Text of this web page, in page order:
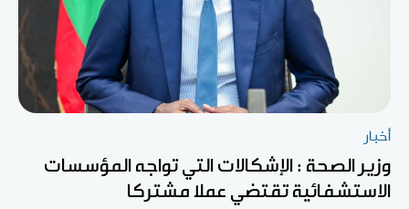
أخبار
وزير الصحة : الإشكالات التي تواجه المؤسسات
الاستشفائية تقتضي عملا مشتركا